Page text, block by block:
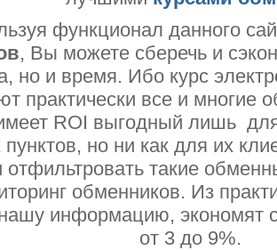
функционал данного
, Вы можете сберечь и
но и время. Ибо курс
практически все и многие
ROI выгодный лишь
но ни как для их
отфильтровать такие
обменников. Из
информацию, экономят
от 3 до 9%.